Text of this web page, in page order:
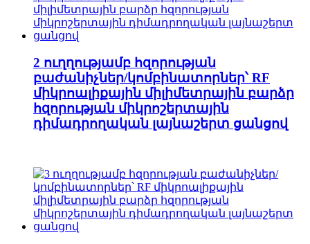
2 ուղղությամբ հզորության
բաժանիչներ/կոմբինատորներ՝ RF
միկրոալիքային միլիմետրային բարձր
հզորության միկրոշերտային
դիմադրողական լայնաշերտ ցանցով